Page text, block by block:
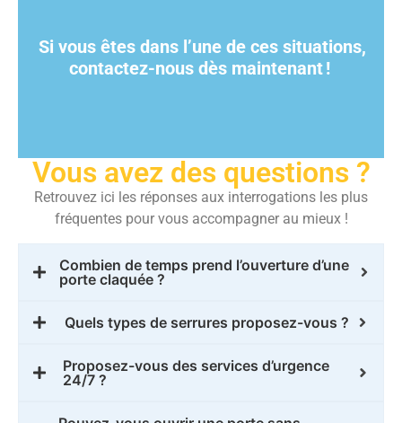
Si vous êtes dans l’une de ces situations,
contactez-nous dès maintenant!
Vous avez des questions ?
Retrouvez ici les réponses aux interrogations les plus
fréquentes pour vous accompagner au mieux !
Combien de temps prend l’ouverture d’une
porte claquée ?
Quels types de serrures proposez-vous ?
Proposez-vous des services d’urgence
24/7 ?